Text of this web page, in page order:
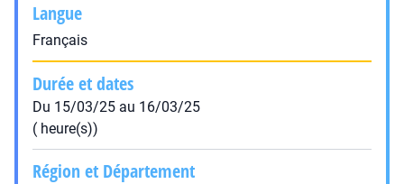
Langue
Français
Durée et dates
Du 15/03/25 au 16/03/25
( heure(s))
Région et Département